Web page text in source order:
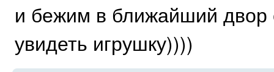
и бежим в ближайший двор
увидеть игрушку))))